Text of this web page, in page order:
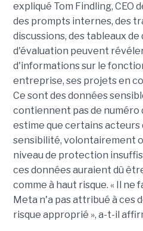
expliqué Tom Findling, CEO
des prompts internes, des
discussions, des tableaux
d'évaluation peuvent
d'informations sur le
entreprise, ses projets en
Ce sont des données
contiennent pas de numéro
estime que certains
sensibilité, volontairement
niveau de protection
ces données auraient dû
comme à haut risque. « Il ne
Meta n'a pas attribué à ces
risque approprié », a-t-il